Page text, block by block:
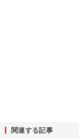
関連する記事